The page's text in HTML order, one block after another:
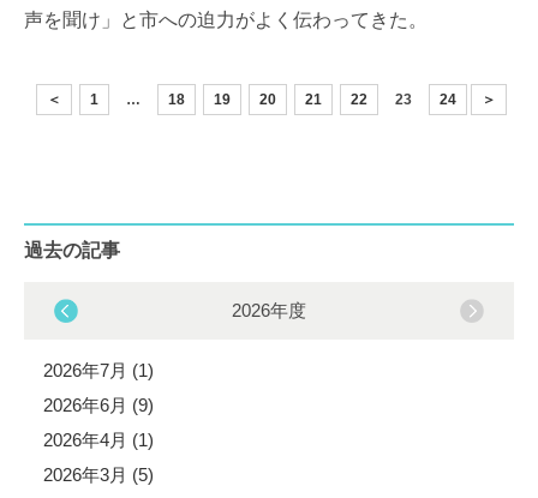
声を聞け」と市への迫力がよく伝わってきた。
＜ 1 … 18 19 20 21 22 23 24 ＞
過去の記事
2026年度
2026年7月 (1)
2026年6月 (9)
2026年4月 (1)
2026年3月 (5)